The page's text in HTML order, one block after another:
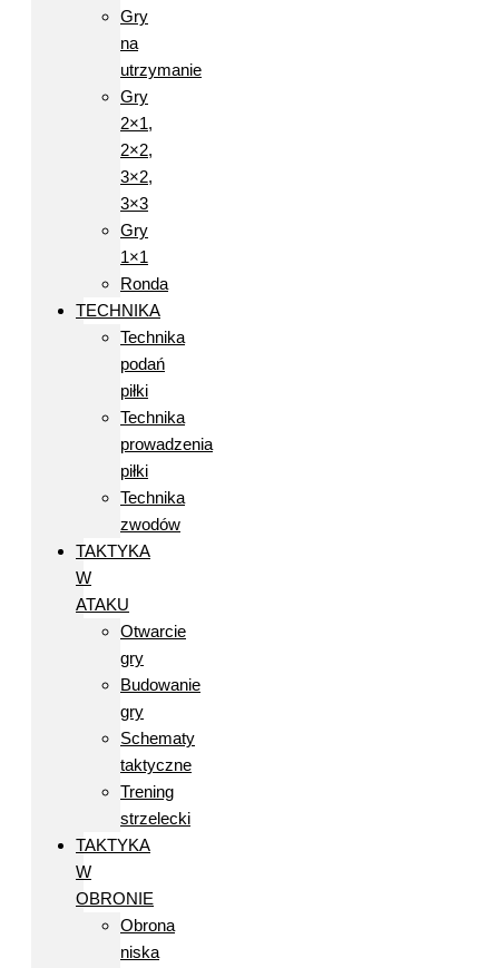
Gry
na
utrzymanie
Gry
2×1,
2×2,
3×2,
3×3
Gry
1×1
Ronda
TECHNIKA
Technika
podań
piłki
Technika
prowadzenia
piłki
Technika
zwodów
TAKTYKA
W
ATAKU
Otwarcie
gry
Budowanie
gry
Schematy
taktyczne
Trening
strzelecki
TAKTYKA
W
OBRONIE
Obrona
niska